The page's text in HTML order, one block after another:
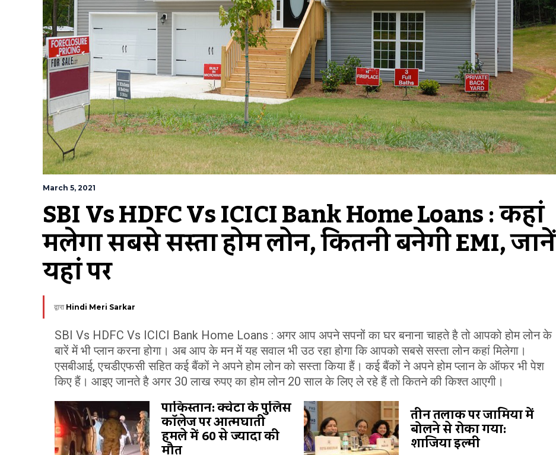
March 5, 2021
SBI Vs HDFC Vs ICICI Bank Home Loans : कहां
मिलेगा सबसे सस्ता होम लोन, कितनी बनेगी EMI, जानें
यहां पर
द्वारा Hindi Meri Sarkar
SBI Vs HDFC Vs ICICI Bank Home Loans : अगर आप अपने सपनों का घर बनाना चाहते है तो आपको होम लोन के
बारें में भी प्‍लान करना होगा। अब आप के मन में यह सवाल भी उठ रहा होगा क‍ि आपको सबसे सस्‍ता लोन कहां म‍िलेगा।
एसबीआई, एचडीएफसी सहित कई बैंकों ने अपने होम लोन को सस्‍ता किया हैं। कई बैंकों ने अपने होम प्‍लान के ऑफर भी पेश
किए हैं। आइए जानते है अगर 30 लाख रुपए का होम लोन 20 साल के लिए ले रहे हैं तो कितने की किश्‍त आएगी।
पाकिस्तान: क्वेटा के पुलिस
कॉलेज पर आत्मघाती
हमले में 60 से ज्यादा की
तीन तलाक पर जामिया में
बोलने से रोका गया:
शाजिया इल्मी